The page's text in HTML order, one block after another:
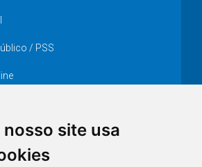
nosso site usa
/ PSS